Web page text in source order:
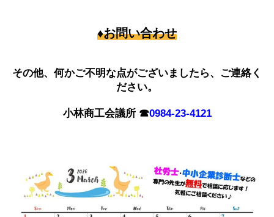
♦お問い合わせ
その他、何かご不明な点がございましたら、ご連絡く
ださい。
小林商工会議所 ☎0984-23-4121